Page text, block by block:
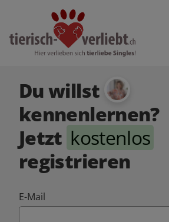
Du willst
kennenlernen?
Jetzt kostenlos
registrieren
E-Mail